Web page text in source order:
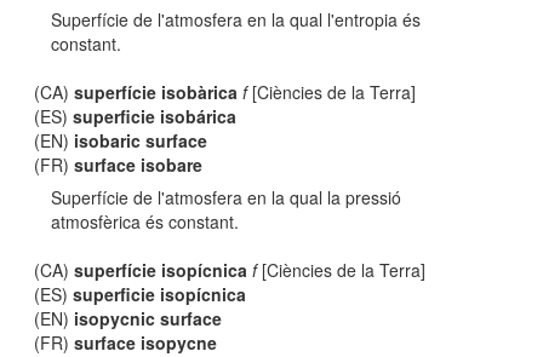
Superfície de l'atmosfera en la qual l'entropia és
constant.
(CA)superfície isobàrica f[Ciències de la Terra]
(ES)superficie isobárica
(EN) isobaric surface
(FR)surface isobare
Superfície de l'atmosfera en la qual la pressió
atmosfèrica és constant.
(CA)superfície isopícnica f[Ciències de la Terra]
(ES)superficie isopícnica
(EN) isopycnic surface
(FR)surface isopycne